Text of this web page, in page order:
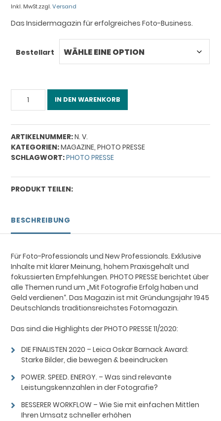
Inkl. MwSt.zzgl.Versand
Das Insidermagazin für erfolgreiches Foto-Business.
Bestellart
PRESSE
Menge
IN DEN WARENKORB
ARTIKELNUMMER:N. V.
KATEGORIEN:MAGAZINE,PHOTO PRESSE
SCHLAGWORT:PHOTO PRESSE
PRODUKT TEILEN:
BESCHREIBUNG
Für Foto-Professionals und New Professionals. Exklusive
Inhalte mit klarer Meinung, hohem Praxisgehalt und
fokussierten Empfehlungen. PHOTO PRESSE berichtet über
alle Themen rund um „Mit Fotografie Erfolg haben und
Geld verdienen“. Das Magazin ist mit Gründungsjahr 1945
Deutschlands traditionsreichstes Fotomagazin.
Das sind die Highlights der PHOTO PRESSE 11/2020:
DIE FINALISTEN 2020 – Leica Oskar Barnack Award:
Starke Bilder, die bewegen & beeindrucken
POWER. SPEED. ENERGY. – Was sind relevante
Leistungskennzahlen in der Fotografie?
BESSERER WORKFLOW – Wie Sie mit einfachen Mittlen
Ihren Umsatz schneller erhöhen